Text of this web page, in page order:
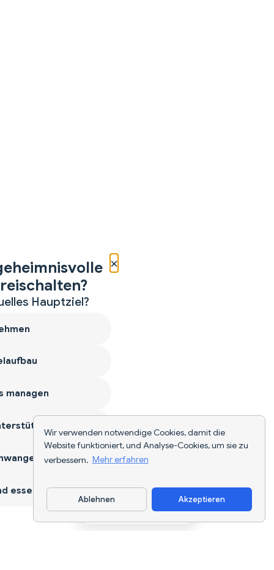
Wir verwenden notwendige Cookies, damit die
Website funktioniert, und Analyse-Cookies, um sie zu
verbessern. Mehr erfahren
Ablehnen Akzeptieren
App herunterladen
×
Hauptziel?
managen
essen